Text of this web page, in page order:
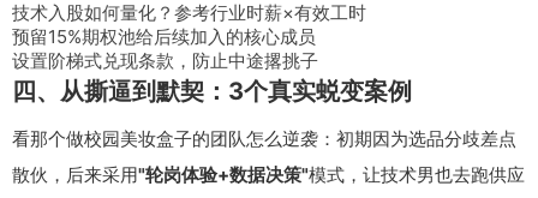
技术入股如何量化？参考行业时薪×有效工时
预留15%期权池给后续加入的核心成员
设置阶梯式兑现条款，防止中途撂挑子
四、从撕逼到默契：3个真实蜕变案例
看那个做校园美妆盒子的团队怎么逆袭：初期因为选品分歧差点
散伙，后来采用"轮岗体验+数据决策"模式，让技术男也去跑供应